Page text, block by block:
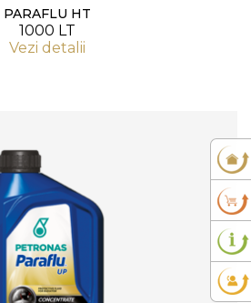
PARAFLU HT
1000 LT
Vezi detalii